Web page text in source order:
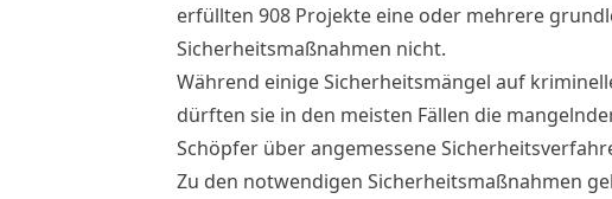
erfüllten 908 Projekte eine oder mehrere
Sicherheitsmaßnahmen nicht.
Während einige Sicherheitsmängel auf
dürften sie in den meisten Fällen die
Schöpfer über angemessene
Zu den notwendigen Sicherheitsmaßnahmen